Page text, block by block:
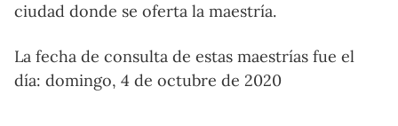
ciudad donde se oferta la maestría.
La fecha de consulta de estas maestrías fue el
día: domingo, 4 de octubre de 2020